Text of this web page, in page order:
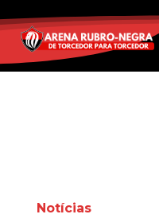
Notícias